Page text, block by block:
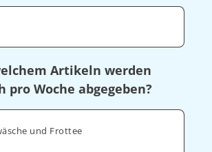
Artikeln werden
Woche abgegeben?
und Frottee